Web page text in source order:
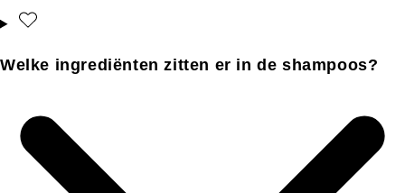
Welke ingrediënten zitten er in de shampoos?